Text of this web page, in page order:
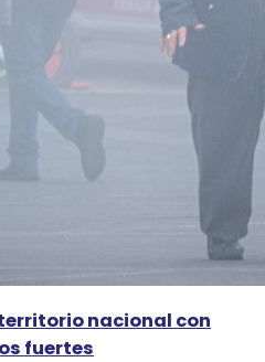
nacional con
fuertes